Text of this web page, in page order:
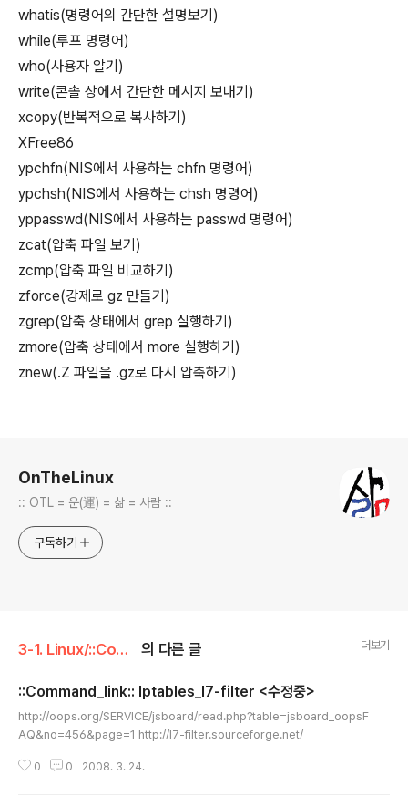
whatis(명령어의 간단한 설명보기)
while(루프 명령어)
who(사용자 알기)
write(콘솔 상에서 간단한 메시지 보내기)
xcopy(반복적으로 복사하기)
XFree86
ypchfn(NIS에서 사용하는 chfn 명령어)
ypchsh(NIS에서 사용하는 chsh 명령어)
yppasswd(NIS에서 사용하는 passwd 명령어)
zcat(압축 파일 보기)
zcmp(압축 파일 비교하기)
zforce(강제로 gz 만들기)
zgrep(압축 상태에서 grep 실행하기)
zmore(압축 상태에서 more 실행하기)
znew(.Z 파일을 .gz로 다시 압축하기)
OnTheLinux
:: OTL = 운(運) = 삶 = 사람 ::
구독하기
3-1. Linux/::Command:: 의 다른 글 더보기
::Command_link:: Iptables_l7-filter <수정중>
http://oops.org/SERVICE/jsboard/read.php?table=jsboard_oopsF
AQ&no=456&page=1 http://l7-filter.sourceforge.net/
0 0 2008. 3. 24.